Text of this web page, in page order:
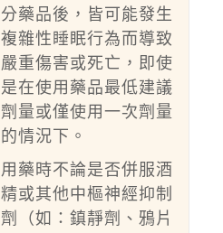
分藥品後，皆可能發生
複雜性睡眠行為而導致
嚴重傷害或死亡，即使
是在使用藥品最低建議
劑量或僅使用一次劑量
的情況下。
用藥時不論是否併服酒
精或其他中樞神經抑制
劑（如：鎮靜劑、鴉片